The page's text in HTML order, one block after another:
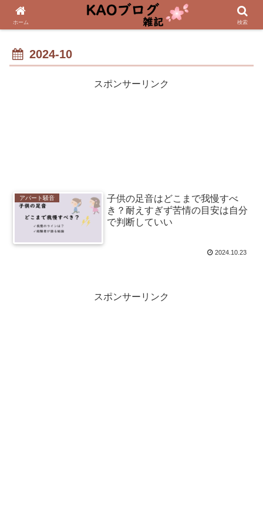
2024-10
スポンサーリンク
アパート騒音
子供の足音はどこまで我慢すべ
き？耐えすぎず苦情の目安は自分
で判断していい
2024.10.23
スポンサーリンク
ホーム 検索